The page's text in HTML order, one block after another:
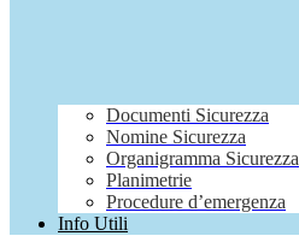
Documenti Sicurezza
Nomine Sicurezza
Organigramma Sicurezza
Planimetrie
Procedure d’emergenza
Info Utili